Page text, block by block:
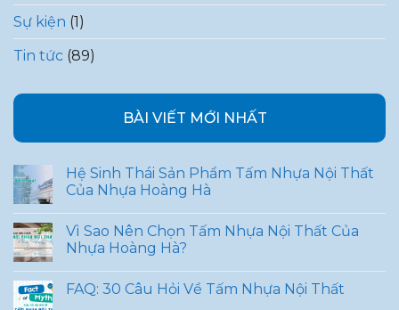
Sự kiện (1)
Tin tức (89)
BÀI VIẾT MỚI NHẤT
Hệ Sinh Thái Sản Phẩm Tấm Nhựa Nội Thất
Của Nhựa Hoàng Hà
Vì Sao Nên Chọn Tấm Nhựa Nội Thất Của
Nhựa Hoàng Hà?
FAQ: 30 Câu Hỏi Về Tấm Nhựa Nội Thất